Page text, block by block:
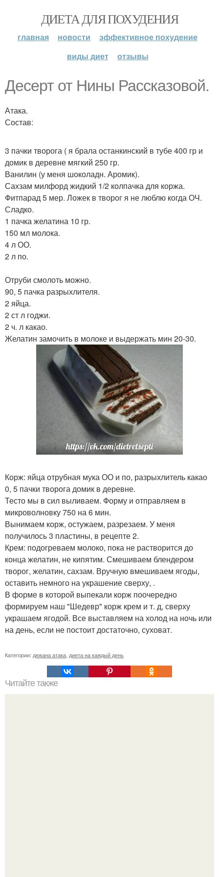
ДИЕТА ДЛЯ ПОХУДЕНИЯ
главная новости
эффективное похудение
виды диет
отзывы
Десерт от Нины Рассказовой.
Атака.
Состав:
3 пачки творога ( я брала останкинский в тубе 400 гр и
домик в деревне мягкий 250 гр.
Ванилин (у меня шоколадн. Аромик).
Сахзам милфорд жидкий 1/2 колпачка для коржа.
Фитпарад 5 мер. Ложек в творог я не люблю когда ОЧ.
Сладко.
1 пачка желатина 10 гр.
150 мл молока.
4 л ОО.
2 л по.
Отруби смолоть можно.
90, 5 пачка разрыхлителя.
2 яйца.
2 ст л годжи.
2 ч. л какао.
Желатин замочить в молоке и выдержать мин 20-30.
Корж: яйца отрубная мука ОО и по, разрыхлитель какао
0, 5 пачки творога домик в деревне.
Тесто мы в сил выливаем. Форму и отправляем в
микроволновку 750 на 6 мин.
Вынимаем корж, остужаем, разрезаем. У меня
получилось 3 пластины, в рецепте 2.
Крем: подогреваем молоко, пока не растворится до
конца желатин, не кипятим. Смешиваем блендером
творог, желатин, сахзам. Вручную вмешиваем ягоды,
оставить немного на украшение сверху, .
В форме в которой выпекали корж поочередно
формируем наш "Шедевр" корж крем и т. д, сверху
украшаем ягодой. Все выставляем на холод на ночь или
на день, если не постоит достаточно, суховат.
Категории: дюкана атака диета на каждый день
Читайте также